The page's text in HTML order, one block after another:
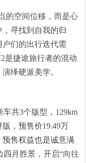
的空间位移，而是心
寻找到自我的归
们的出行迭代需
是捷途旅行者的混动
绎硬派美学。
共3个版型，129km
，预售价19.49万
预售权益也是诚意满
月胜景，开启“向往